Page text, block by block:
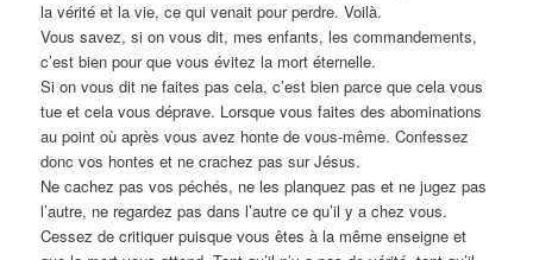
la vérité et la vie, ce qui venait pour perdre. Voilà.
Vous savez, si on vous dit, mes enfants, les commandements,
c’est bien pour que vous évitez la mort éternelle.
Si on vous dit ne faites pas cela, c’est bien parce que cela vous
tue et cela vous déprave. Lorsque vous faites des abominations
au point où après vous avez honte de vous-même. Confessez
donc vos hontes et ne crachez pas sur Jésus.
Ne cachez pas vos péchés, ne les planquez pas et ne jugez pas
l’autre, ne regardez pas dans l’autre ce qu’il y a chez vous.
Cessez de critiquer puisque vous êtes à la même enseigne et